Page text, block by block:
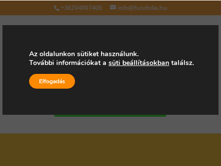
+36204007400 info@futofolia.hu
Válasszon oldalt
Az oldalunkon sütiket használunk.
További információkat a süti beállításokban találsz.
Elfogadás